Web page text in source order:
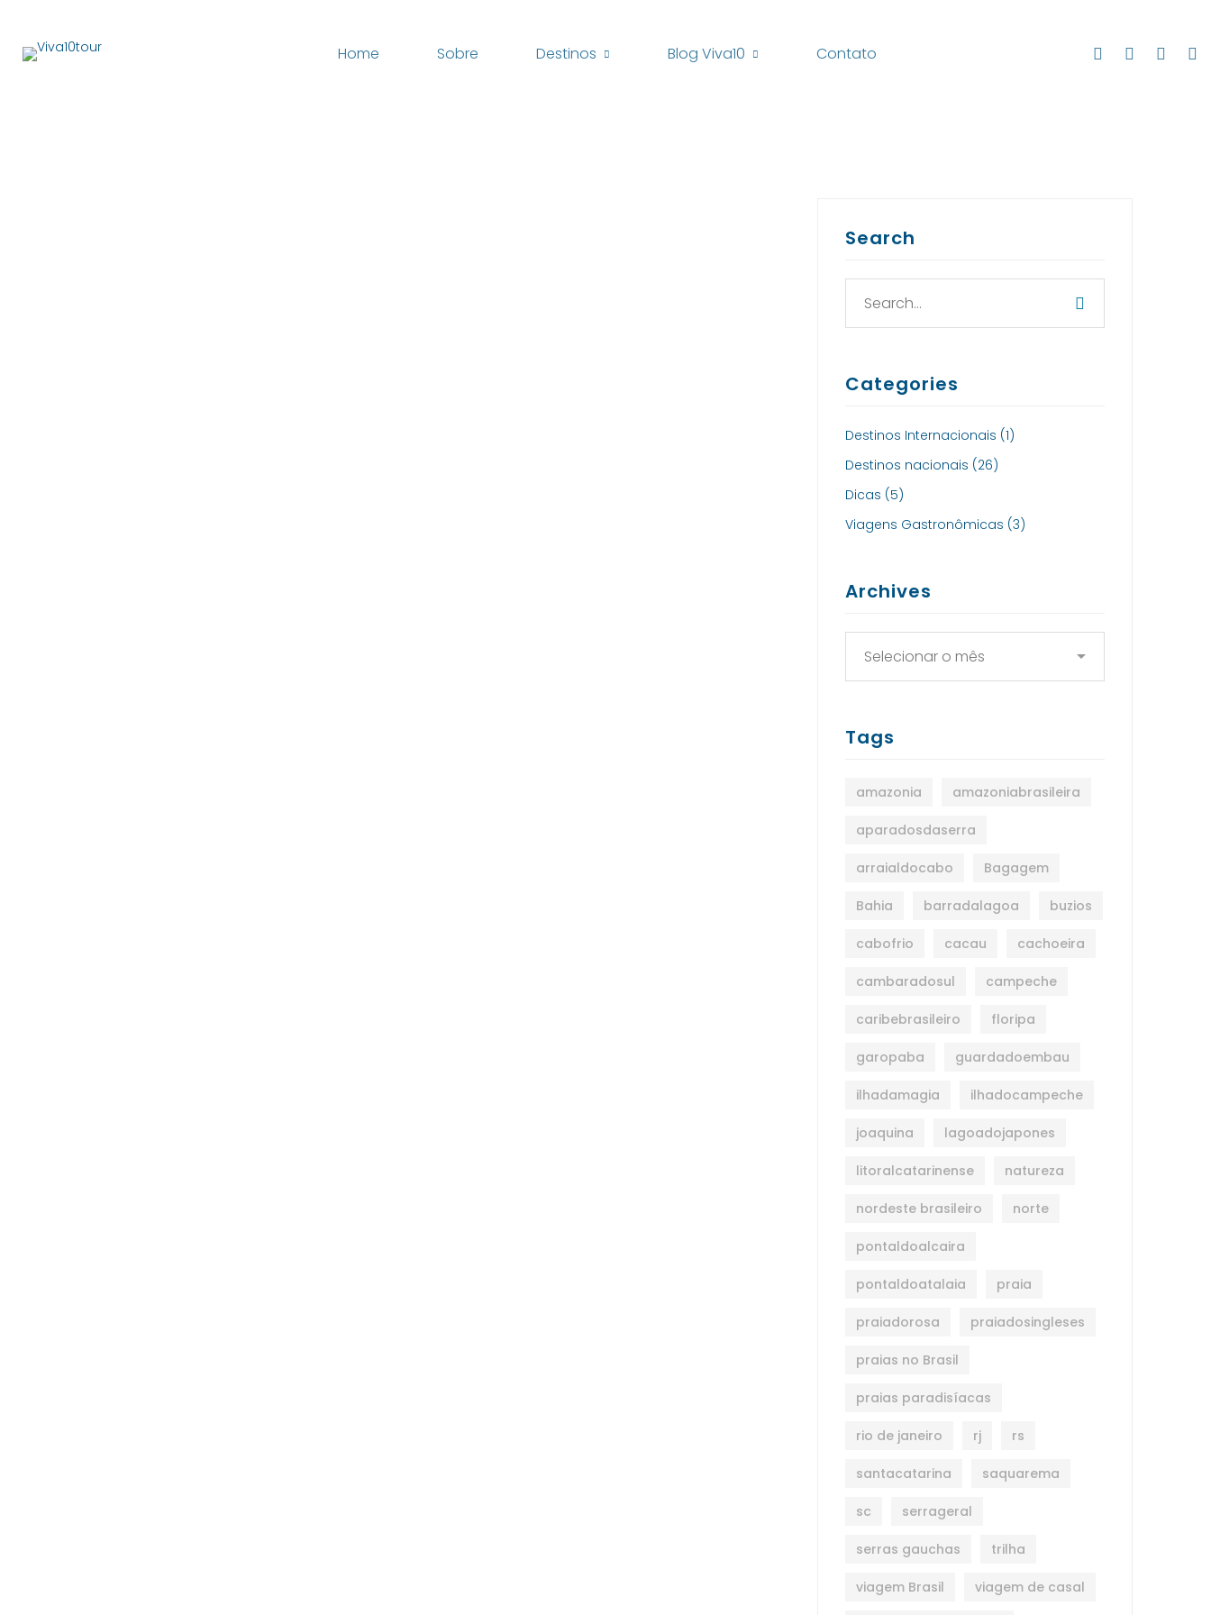
Home Sobre Destinos Blog Viva10 Contato
Search
Categories
Destinos Internacionais (1)
Destinos nacionais (26)
Dicas (5)
Viagens Gastronômicas (3)
Archives
Tags
amazonia amazoniabrasileira
aparadosdaserra
arraialdocabo Bagagem
Bahia barradalagoa buzios
cabofrio cacau cachoeira
cambaradosul campeche
caribebrasileiro floripa
garopaba guardadoembau
ilhadamagia ilhadocampeche
joaquina lagoadojapones
litoralcatarinense natureza
nordeste brasileiro norte
pontaldoalcaira
pontaldoatalaia praia
praiadorosa praiadosingleses
praias no Brasil
praias paradisíacas
rio de janeiro rj rs
santacatarina saquarema
sc serrageral
serras gauchas trilha
viagem Brasil viagem de casal